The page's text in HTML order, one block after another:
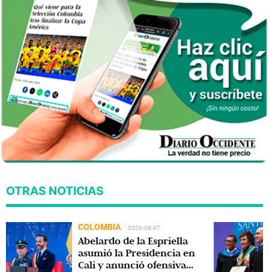
OTRAS NOTICIAS
COLOMBIA 2026-08-07
Abelardo de la Espriella
asumió la Presidencia en
Cali y anunció ofensiva